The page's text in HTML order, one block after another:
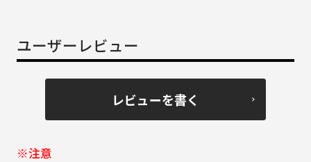
ユーザーレビュー
レビューを書く
※注意